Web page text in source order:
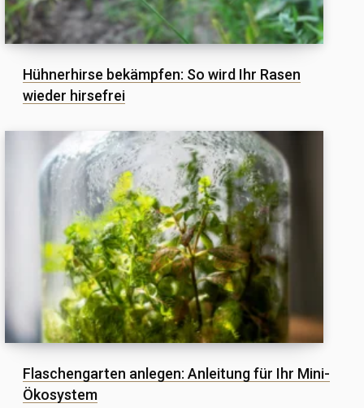
Hühnerhirse bekämpfen: So wird Ihr Rasen
wieder hirsefrei
Flaschengarten anlegen: Anleitung für Ihr Mini-
Ökosystem